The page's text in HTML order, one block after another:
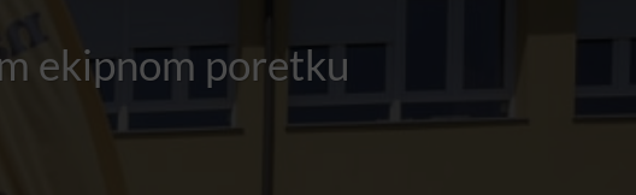
ekipnom poretku